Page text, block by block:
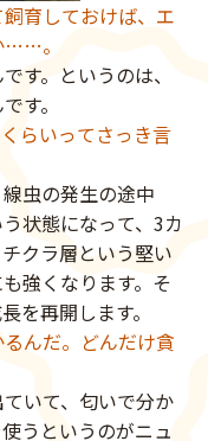
育しておけば、エ
……。
す。というのは、
す。
らいってさっき言
虫の発生の途中
状態になって、3カ
クラ層という堅い
強くなります。そ
を再開します。
んだ。どんだけ貪
いて、匂いで分か
うというのがニュ